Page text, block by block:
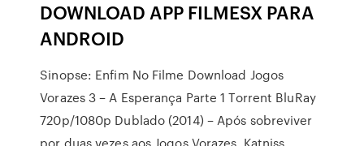
DOWNLOAD APP FILMESX PARA
ANDROID
Sinopse: Enfim No Filme Download Jogos
Vorazes 3 – A Esperança Parte 1 Torrent BluRay
720p/1080p Dublado (2014) – Após sobreviver
por duas vezes aos Jogos Vorazes, Katniss